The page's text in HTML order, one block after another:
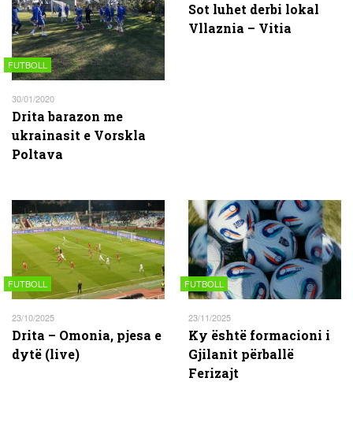
FUTBOLL
30/01/2020
Drita barazon me
ukrainasit e Vorskla
Poltava
Sot luhet derbi lokal
Vllaznia – Vitia
FUTBOLL
23/10/2025
Drita – Omonia, pjesa e
dytë (live)
FUTBOLL
23/11/2025
Ky është formacioni i
Gjilanit përballë
Ferizajt